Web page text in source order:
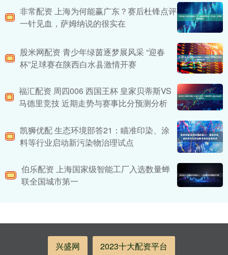
非常配资 上海为何能赢广东？赛后杜锋点评
一针见血，萨姆纳说的很实在
股米网配资 青少年绿茵逐梦展风采 “迎春
杯”足球赛在陕西白水县激情开赛
福汇配资 周四006 西国王杯 皇家贝蒂斯VS
马德里竞技 近期走势与赛事比分预测分析
凯狮优配 生态环境部答21：瞄准印染、涂
料等行业启动新污染物治理试点
伯乐配资 上海国家级智能工厂入选数量蝉
联全国城市第一
兴盛网 2023十大配资平台